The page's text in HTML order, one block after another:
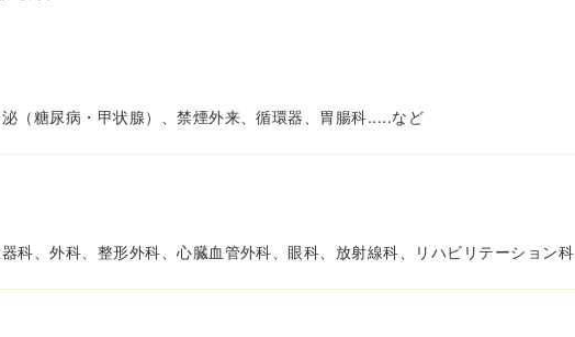
（糖尿病・甲状腺）、禁煙外来、循環器、胃腸科.....など
科、外科、整形外科、心臓血管外科、眼科、放射線科、リハビリテーション科